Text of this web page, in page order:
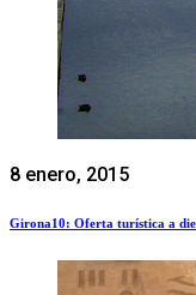
8 enero, 2015
Girona10: Oferta turística a